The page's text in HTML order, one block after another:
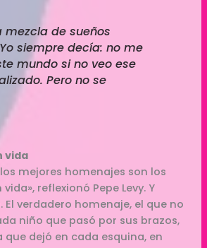
mezcla de sueños
siempre decía: no me
mundo si no veo ese
Pero no se
vida
mejores homenajes son los
reflexionó Pepe Levy. Y
verdadero homenaje, el que no
niño que pasó por sus brazos,
dejó en cada esquina, en